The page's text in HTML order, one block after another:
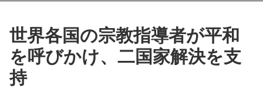
世界各国の宗教指導者が平和
を呼びかけ、二国家解決を支
持